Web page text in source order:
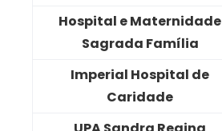
Hospital e Maternidade
Sagrada Família
Imperial Hospital de
Caridade